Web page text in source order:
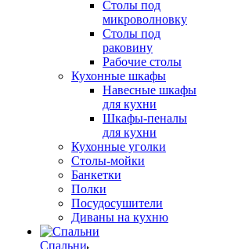
Столы под
микроволновку
Столы под
раковину
Рабочие столы
Кухонные шкафы
Навесные шкафы
для кухни
Шкафы-пеналы
для кухни
Кухонные уголки
Столы-мойки
Банкетки
Полки
Посудосушители
Диваны на кухню
Спальни